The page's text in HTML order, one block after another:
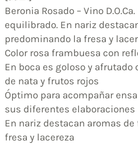
Beronia Rosado – Vino
equilibrado. En nariz
predominando la fresa y
Color rosa frambuesa con
En boca es goloso y
de nata y frutos rojos
Óptimo para acompañar
sus diferentes elaboraciones
En nariz destacan aromas
fresa y lacereza